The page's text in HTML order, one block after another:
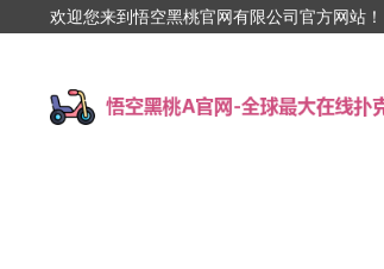
欢迎您来到悟空黑桃官网有限公司官方网站！